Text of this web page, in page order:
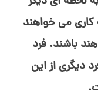
می⁯ خواهند
باشند. فرد
دیگری از این